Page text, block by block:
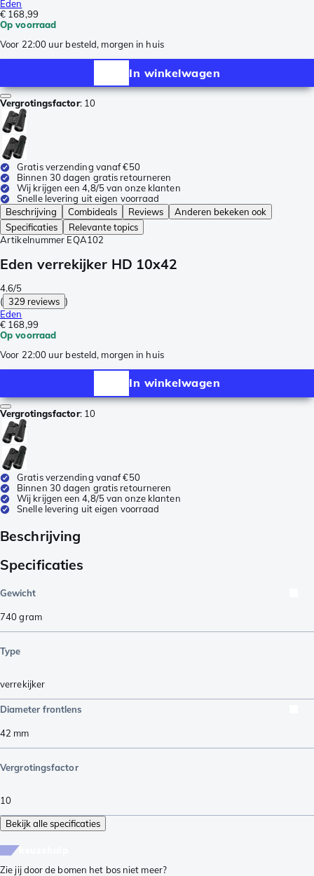
Eden
€ 168,99
Op voorraad
Voor 22:00 uur besteld, morgen in huis
In winkelwagen
Vergrotingsfactor: 10
Gratis verzending vanaf €50
Binnen 30 dagen gratis retourneren
Wij krijgen een 4,8/5 van onze klanten
Snelle levering uit eigen voorraad
Beschrijving
Combideals Reviews
Anderen bekeken ook
Specificaties
Relevante topics
Artikelnummer EQA102
Eden verrekijker HD 10x42
4.6/5
( 329 reviews )
Eden
€ 168,99
Op voorraad
Voor 22:00 uur besteld, morgen in huis
In winkelwagen
Vergrotingsfactor: 10
Gratis verzending vanaf €50
Binnen 30 dagen gratis retourneren
Wij krijgen een 4,8/5 van onze klanten
Snelle levering uit eigen voorraad
Beschrijving
Specificaties
Gewicht
740gram
Type
verrekijker
Diameter frontlens
42 mm
Vergrotingsfactor
10
Bekijk alle specificaties
Zie jij door de bomen het bos niet meer?